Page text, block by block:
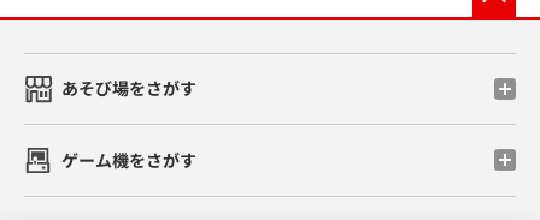
あそび場をさがす
ゲーム機をさがす